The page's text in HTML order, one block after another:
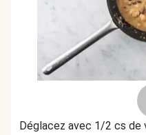
Déglacez avec 1/2 cs de